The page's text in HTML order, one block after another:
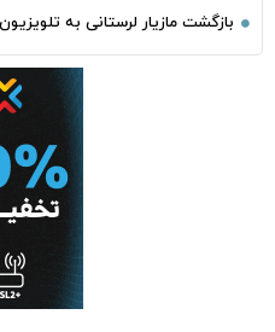
بازگشت مازیار لرستانی به